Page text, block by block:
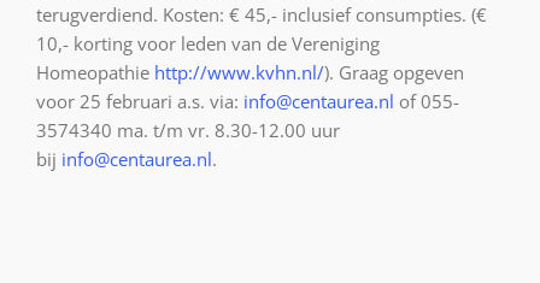
terugverdiend. Kosten: € 45,- inclusief consumpties. (€
10,- korting voor leden van de Vereniging
Homeopathie http://www.kvhn.nl/). Graag opgeven
voor 25 februari a.s. via: info@centaurea.nl of 055-
3574340 ma. t/m vr. 8.30-12.00 uur
bij info@centaurea.nl.